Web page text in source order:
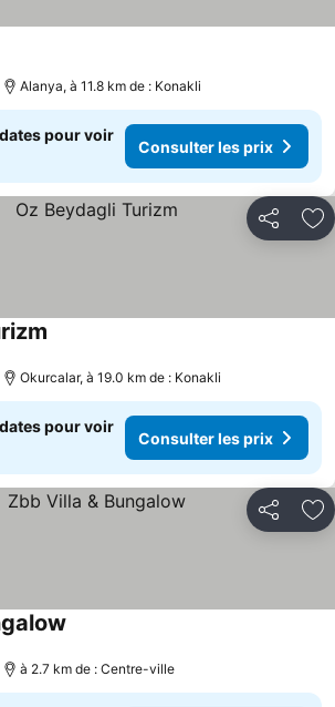
prix
Alanya, à 11.8 km de : Konakli
pour voir
Consulter les prix
Partager
Okurcalar, à 19.0 km de : Konakli
pour voir
Consulter les prix
Partager
à 2.7 km de : Centre-ville